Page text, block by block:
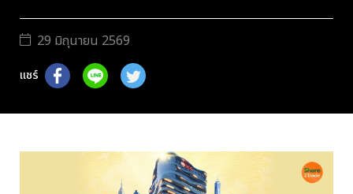
29 มิถุนายน 2569
แชร์